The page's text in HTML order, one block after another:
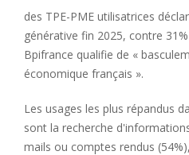
des TPE-PME utilisatrices
générative fin 2025, contre
Bpifrance qualifie de «
économique français ».
Les usages les plus répandus
sont la recherche
mails ou comptes rendus